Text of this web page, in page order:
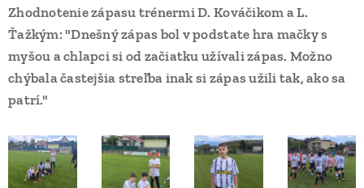
Zhodnotenie zápasu trénermi D. Kováčikom a L.
Ťažkým: "Dnešný zápas bol v podstate hra mačky s
myšou a chlapci si od začiatku užívali zápas. Možno
chýbala častejšia streľba inak si zápas užili tak, ako sa
patrí."